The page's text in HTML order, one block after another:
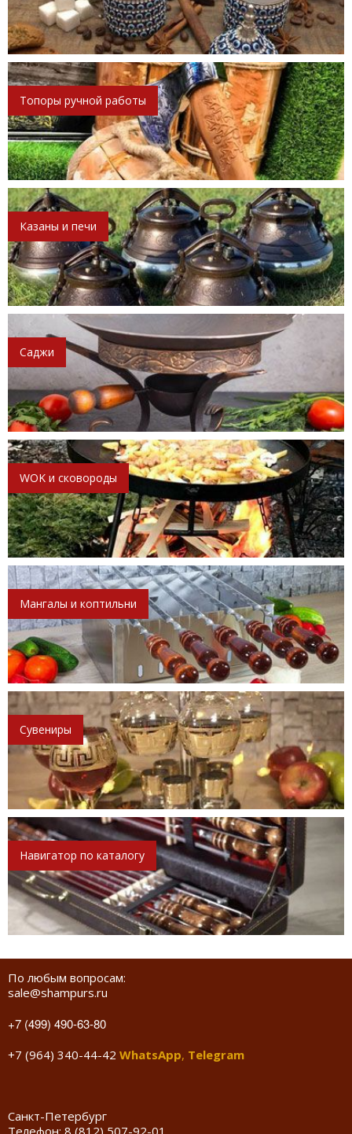
Топоры ручной работы
Казаны и печи
Саджи
WOK и сковороды
Мангалы и коптильни
Сувениры
Навигатор по каталогу
По любым вопросам:
sale@shampurs.ru
+7 (499) 490-63-80
+7 (964) 340-44-42 WhatsApp, Telegram
Санкт-Петербург
Телефон: 8 (812) 507-92-01